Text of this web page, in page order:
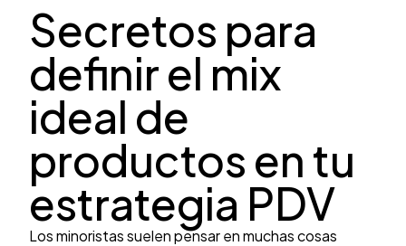
Secretos para
definir el mix
ideal de
productos en tu
estrategia PDV
Los minoristas suelen pensar en muchas cosas